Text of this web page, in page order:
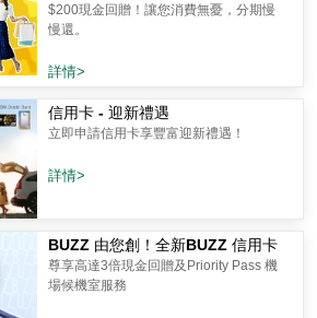
$200現金回贈！讓您消費無憂，分期慢
慢還。
詳情>
信用卡 - 迎新禮遇
立即申請信用卡享豐富迎新禮遇！
詳情>
BUZZ 由您創！全新BUZZ 信用卡
尊享高達3倍現金回贈及Priority Pass 機
場候機室服務